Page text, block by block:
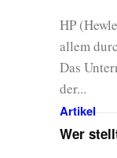
HP
allem
Das
der...
Artikel
Wer